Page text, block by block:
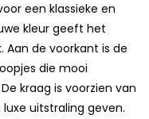
een klassieke en
kleur geeft het
Aan de voorkant is de
die mooi
kraag is voorzien van
uitstraling geven.